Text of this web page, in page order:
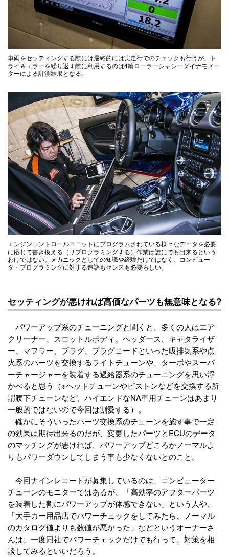
車両をセッティングする際には最終的には実走行でのチェックも行うが、ト
ライ＆エラーを繰り返す際に利用するのは4輪ローラーシャシーダイナモメー
ターによる計測結果となる。
エンジンコントロールユニットにプログラムされている様々なデータを必要
に応じて書き換える（リプログラミングする）作業は誰にでも出来るという
わけではない。メカニックとしての知識や経験だけではなく、コンピュー
タ・プログラミングに対する造詣もセンスも必要らしい。
セッティングが悪ければ高価なパーツも無意味となる?
パワーアップ系のチューニングと聞くと、多くの人はエア
クリーナー、スロットルボディ、ヘッダース、キャタライザ
ー、マフラー、プラグ、プラグコードといった吸排気系や点
火系のパーツを交換するライトチューンや、ターボやスーパ
ーチャージャーを装着する過給器系のチューニングを思い浮
かべると思う（※ヘッドチューンやピストンなどを交換する所
謂腰下チューンなど、ハイエンドなNA車用チューンはあまり
一般的ではないので今回は割愛する）。
確かにそういったパーツ交換系のチューンを施す事で一定
の効果は期待出来るのだが、変更したパーツとECUのデータ
のマッチングが悪ければ、パワーアップどころかノーマルよ
りもパワーダウンしてしまう事も少なくないとのこと。
今回ナインレコードが募集しているのは、コンピューター
チューンのモニターではあるが、「高効率のアフターパーツ
を装着した割にパワーアップが体感できない」という人や、
「大手カー用品店でパワーチェックをしてみたら、ノーマル
のカタログ値よりも数値が悪かった」などというオーナーさ
んは、一度同社でパワーチェックだけでも行って、対策を相
談してみるといいだろう。